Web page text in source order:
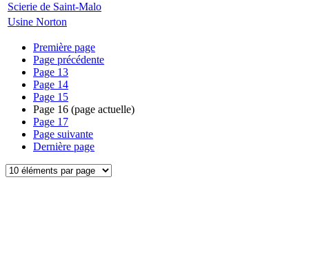
Scierie de Saint-Malo
Usine Norton
Première page
Page précédente
Page 13
Page 14
Page 15
Page 16 (page actuelle)
Page 17
Page suivante
Dernière page